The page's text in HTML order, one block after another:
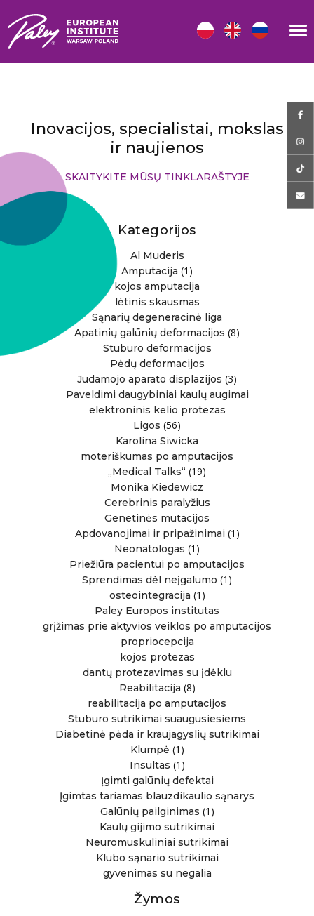
Inovacijos, specialistai, mokslas
ir naujienos
SKAITYKITE MŪSŲ TINKLARAŠTYJE
Kategorijos
Al Muderis
Amputacija (1)
kojos amputacija
lėtinis skausmas
Sąnarių degeneracinė liga
Apatinių galūnių deformacijos (8)
Stuburo deformacijos
Pėdų deformacijos
Judamojo aparato displazijos (3)
Paveldimi daugybiniai kaulų augimai
elektroninis kelio protezas
Ligos (56)
Karolina Siwicka
moteriškumas po amputacijos
„Medical Talks“ (19)
Monika Kiedewicz
Cerebrinis paralyžius
Genetinės mutacijos
Apdovanojimai ir pripažinimai (1)
Neonatologas (1)
Priežiūra pacientui po amputacijos
Sprendimas dėl neįgalumo (1)
osteointegracija (1)
Paley Europos institutas
grįžimas prie aktyvios veiklos po amputacijos
propriocepcija
kojos protezas
dantų protezavimas su įdėklu
Reabilitacija (8)
reabilitacija po amputacijos
Stuburo sutrikimai suaugusiesiems
Diabetinė pėda ir kraujagyslių sutrikimai
Klumpė (1)
Insultas (1)
Įgimti galūnių defektai
Įgimtas tariamas blauzdikaulio sąnarys
Galūnių pailginimas (1)
Kaulų gijimo sutrikimai
Neuromuskuliniai sutrikimai
Klubo sąnario sutrikimai
gyvenimas su negalia
Žymos